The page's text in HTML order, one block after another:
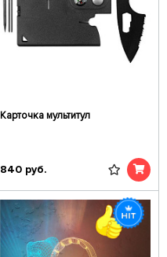
Карточка мультитул
840 руб.